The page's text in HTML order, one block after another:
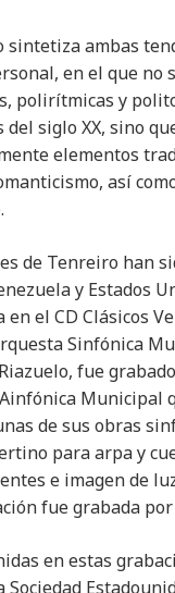
sintetiza ambas
en el que no
polirítmicas y
del siglo XX, sino
elementos
así
de Tenreiro han
y Estados
el CD Clásicos
Sinfónica
fue
Municipal
de sus obras
para arpa y
e imagen de
fue grabada por
en estas